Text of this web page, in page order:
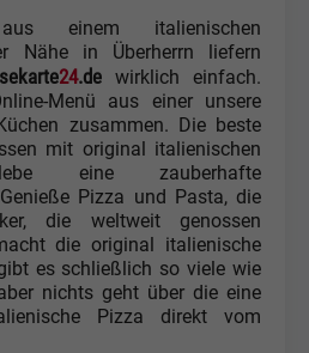
aus einem italienischen
Nähe in Überherrn liefern
24.de wirklich einfach.
Menü aus einer unsere
zusammen. Die beste
mit original italienischen
eine zauberhafte
Pizza und Pasta, die
die weltweit genossen
die original italienische
es schließlich so viele wie
nichts geht über die eine
Pizza direkt vom